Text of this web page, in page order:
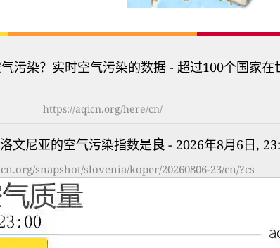
污染？实时空气污染的数据 - 超过100个国家在
https://aqicn.org/here/cn/
文尼亚的空气污染指数是良- 2026年8月6日,
snapshot/slovenia/koper/20260806-23/cn/?cs